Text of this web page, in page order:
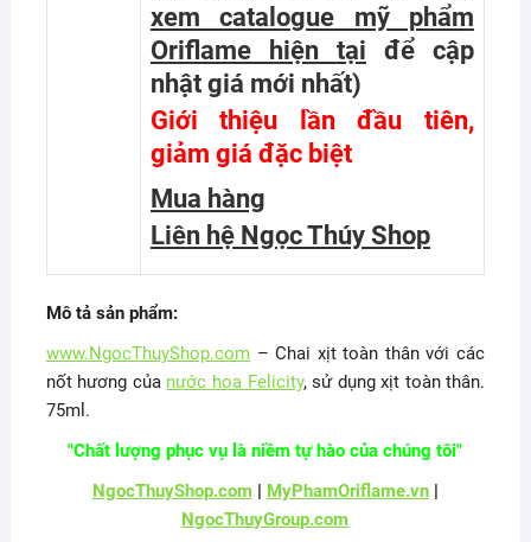
xem catalogue mỹ phẩm
Oriflame hiện tại
để cập
nhật giá mới nhất)
Giới thiệu lần đầu tiên,
giảm giá đặc biệt
Mua hàng
Liên hệ Ngọc Thúy Shop
Mô tả sản phẩm:
www.NgocThuyShop.com– Chai xịt toàn thân với các
nốt hương của nước hoa Felicity, sử dụng xịt toàn thân.
75ml.
"Chất lượng phục vụ là niềm tự hào của chúng tôi"
NgocThuyShop.com| MyPhamOriflame.vn|
NgocThuyGroup.com